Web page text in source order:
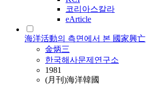
코리아스칼라
eArticle
海洋活動의 측면에서 본 國家興亡
金炳三
한국해사문제연구소
1981
(月刊)海洋韓國